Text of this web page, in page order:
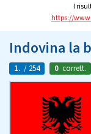
I
https://
Indovina la
1. / 254 0 corrett.